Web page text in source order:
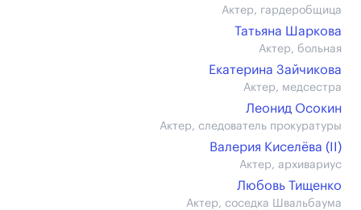
Актер, гардеробщица
Татьяна Шаркова
Актер, больная
Екатерина Зайчикова
Актер, медсестра
Леонид Осокин
Актер, следователь прокуратуры
Валерия Киселёва (II)
Актер, архивариус
Любовь Тищенко
Актер, соседка Швальбаума